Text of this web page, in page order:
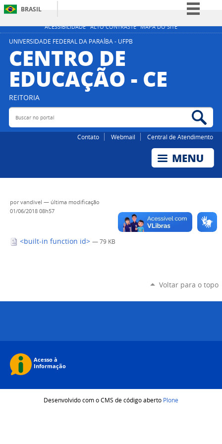
ACESSIBILIDADE ALTO CONTRASTE MAPA DO SITE
BRASIL
Simplifique!
Acesso à informação
Legislação
UNIVERSIDADE FEDERAL DA PARAÍBA - UFPB
CENTRO DE
EDUCAÇÃO - CE
REITORIA
Buscar no portal
Contato Webmail Central de Atendimento
porvandivel — última modificação
01/06/2018 08h57
<built-in function id> — 79 KB
Voltar para o topo
Desenvolvido com o CMS de código aberto Plone